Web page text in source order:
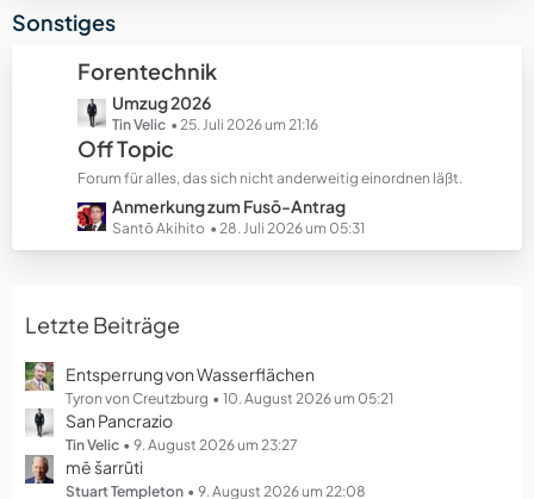
i
r
ä
g
e
t
e
B
e
i
t
r
ä
g
e
Sonstiges
Forentechnik
L
e
t
z
t
e
B
t
r
g
Umzug 2026
Tin Velic 25. Juli 2026 um 21:16
Off Topic
Forum für alles, das sich nicht anderweitig einordnen läßt.
L
e
t
e
e
i
t
r
ä
g
Anmerkung zum Fusō-Antrag
Santō Akihito 28. Juli 2026 um 05:31
Letzte Beiträge
Entsperrung von Wasserflächen
Tyron von Creutzburg 10. August 2026 um 05:21
San Pancrazio
Tin Velic 9. August 2026 um 23:27
mē šarrūti
Stuart Templeton 9. August 2026 um 22:08